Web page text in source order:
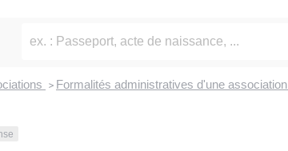
> Formalités administratives d'une association